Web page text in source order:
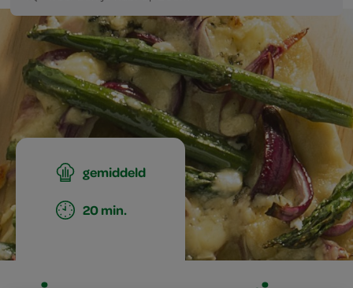
gemiddeld
20 min.